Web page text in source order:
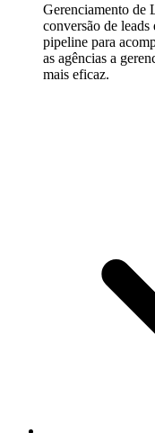
Gerenciamento de
conversão de
pipeline para
as agências a
mais eficaz.